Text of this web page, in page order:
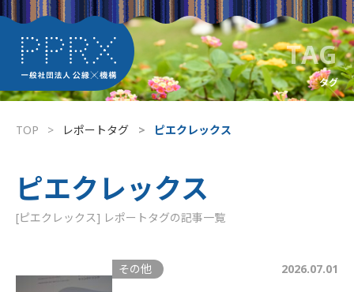
TAG
タグ
TOP レポートタグ ピエクレックス
ピエクレックス
[ピエクレックス] レポートタグの記事一覧
その他 2026.07.01